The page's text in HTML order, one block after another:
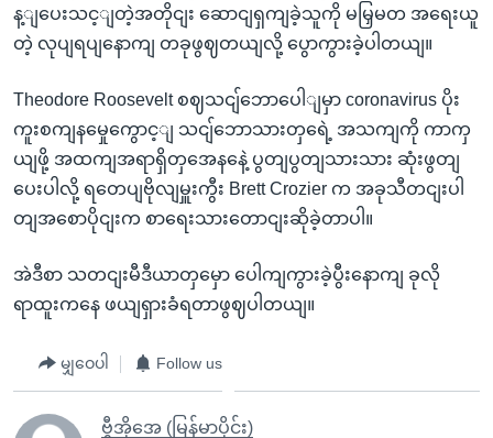
န့ျပေးသင့ျတဲ့အတိုငျး ဆောငျရှကျခဲ့သူကို မမြှမတ အရေးယူ
တဲ့ လုပျရပျနောကျ တခုဖွဈတယျလို့ ပွောကွားခဲ့ပါတယျ။
Theodore Roosevelt စဈသငျ်ဘောပေါျမှာ coronavirus ပိုး
ကူးစကျနမှေုကွောင့ျ သငျ်ဘောသားတှရေဲ့ အသကျကို ကာကှ
ယျဖို့ အထကျအရာရှိတှအေနနေဲ့ ပွတျပွတျသားသား ဆုံးဖွတျ
ပေးပါလို့ ရတေပျဗိုလျမှူးကွီး Brett Crozier က အခုသီတငျးပါ
တျအစောပိုငျးက စာရေးသားတောငျးဆိုခဲ့တာပါ။
အဲဒီစာ သတငျးမီဒီယာတှမှော ပေါကျကွားခဲ့ပွီးနောကျ ခုလို
ရာထူးကနေ ဖယျရှားခံရတာဖွဈပါတယျ။
မျှဝေပါ Follow us
ဗွီအိုအေ (မြန်မာပိုင်း)